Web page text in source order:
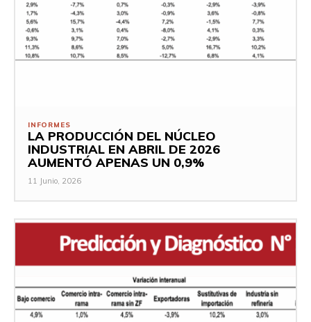
INFORMES
LA PRODUCCIÓN DEL NÚCLEO
INDUSTRIAL EN ABRIL DE 2026
AUMENTÓ APENAS UN 0,9%
11 Junio, 2026